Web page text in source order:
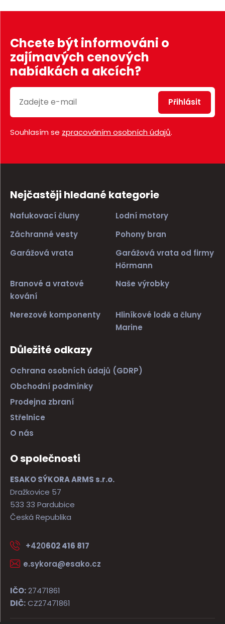
Chcete být informováni o
zajímavých cenových
nabídkách a akcích?
Přihlásit
Souhlasím se zpracováním osobních údajů.
Nejčastěji hledané kategorie
Nafukovací čluny
Lodní motory
Záchranné vesty
Pohony bran
Garážová vrata
Garážová vrata od firmy
Hörmann
Branové a vratové
kování
Naše výrobky
Nerezové komponenty
Hliníkové lodě a čluny
Marine
Důležité odkazy
Ochrana osobních údajů (GDRP)
Obchodní podmínky
Prodejna zbraní
Střelnice
O nás
O společnosti
ESAKO SÝKORA ARMS s.r.o.
Dražkovice 57
533 33 Pardubice
Česká Republika
+420602 416 817
e.sykora@esako.cz
IČO:27471861
DIČ:CZ27471861